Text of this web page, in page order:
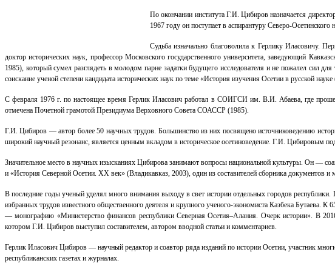
По окончании института Г.И. Цибиров назначается
1967 году он поступает в аспирантуру Северо-
Судьба изначально благоволила к Герлику Иласовичу.
доктор исторических наук, профессор Московского государственного университета, заведующий
1985), который сумел разглядеть в молодом парне задатки будущего исследователя и не пожалел сил
соискание ученой степени кандидата исторических наук по теме «История изучения Осетии в русской
С февраля 1976 г. по настоящее время Герлик Иласович работал в СОИГСИ им. В.И. Абаева, где прошел
отмечена Почетной грамотой Президиума Верховного Совета СОАССР (1985).
Г.И. Цибиров — автор более 50 научных трудов. Большинство из них посвящено источниковедению
широкий научный резонанс, является ценным вкладом в историческое осетиноведение. Г.И. Цибировым
Значительное место в научных изысканиях Цибирова занимают вопросы национальной культуры. Он —
и «История Северной Осетии. ХХ век» (Владикавказ, 2003), один из составителей сборника документов и
В последние годы ученый уделял много внимания выходу в свет истории отдельных городов
избранных трудов известного общественного деятеля и крупного ученого-экономиста Казбека
— монографию «Министерство финансов республики Северная Осетия–Алания. Очерк истории». В
котором Г.И. Цибиров выступил составителем, автором вводной статьи и комментариев.
Герлик Иласович Цибиров — научный редактор и соавтор ряда изданий по истории Осетии, участник
республиканских газетах и журналах.